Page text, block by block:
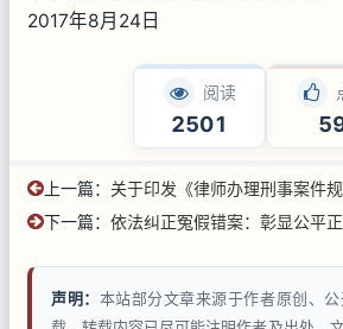
2017年8月24日
阅读
2501
上一篇： 关于印发《律师办理刑事案件
下一篇： 依法纠正冤假错案：彰显公平
声明： 本站部分文章来源于作者原创、